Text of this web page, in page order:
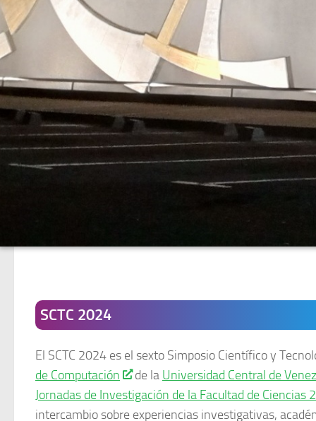
SCTC 2024
El SCTC 2024 es el sexto Simposio Científico y
de Computación
de la Universidad Central de
Jornadas de Investigación de la Facultad de Ciencias
intercambio sobre experiencias investigativas,